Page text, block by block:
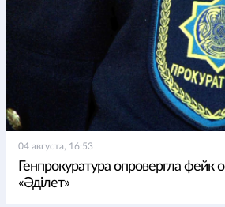
04 августа, 16:53
Генпрокуратура опровергла фейк
«Әділет»